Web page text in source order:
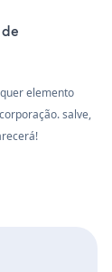
elemento
salve,